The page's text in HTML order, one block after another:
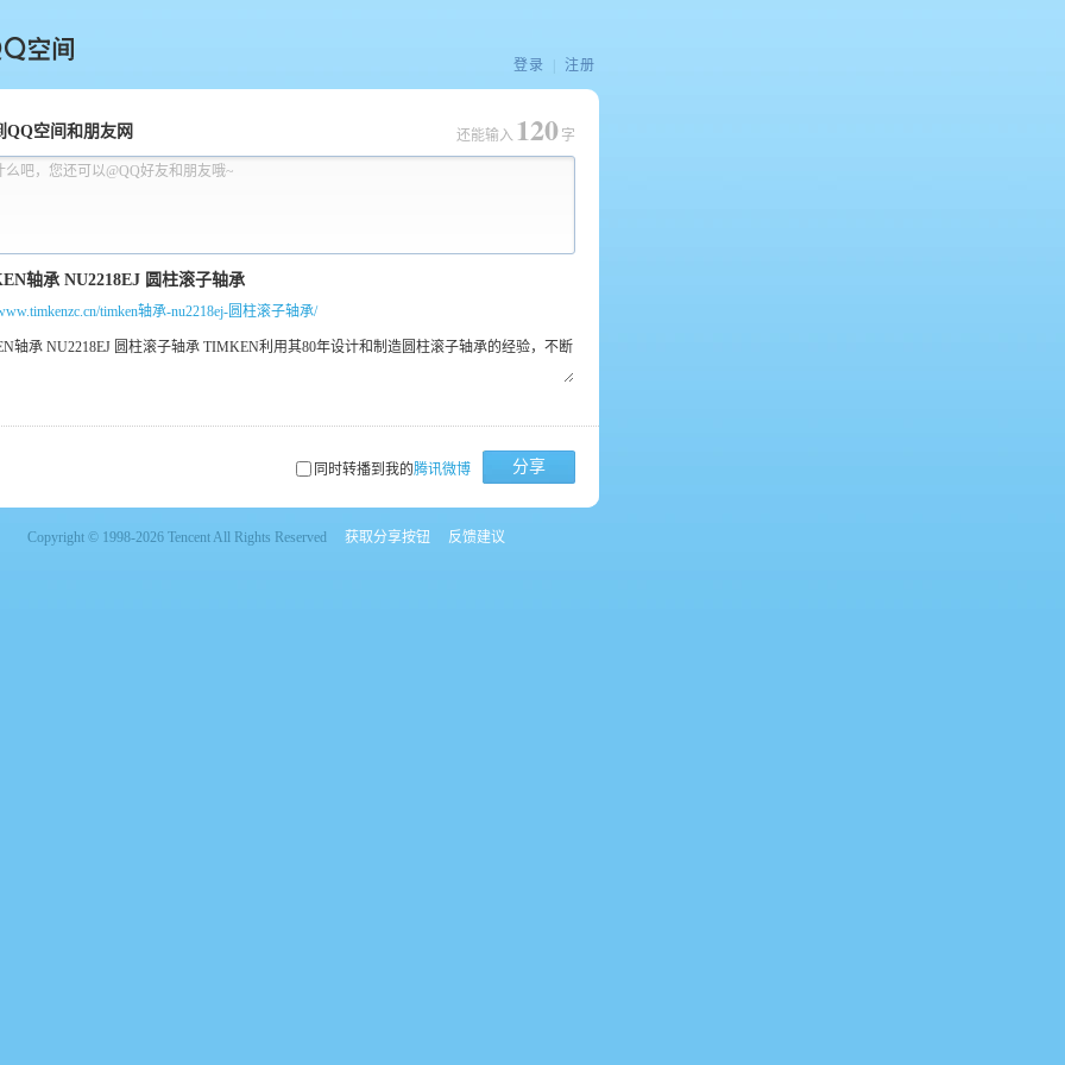
间
登录 注册
QQ空间和朋友网
么吧，您还可以@QQ好友和朋友哦~
还能输入 120 字
timken轴承-nu2218ej-圆柱滚子轴承/
同时转播到我的腾讯微博 分享
Copyright © 1998-2026 Tencent All Rights Reserved 获取分享按钮 反馈建议